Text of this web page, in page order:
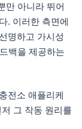
만 아니라 뛰어
. 이러한 측면에
명하고 가시성
백을 제공하는
전소 애플리케
그 작동 원리를